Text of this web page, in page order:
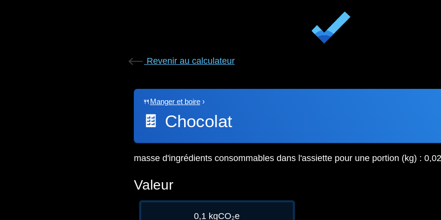
Revenir au calculateur
🍴 Manger et boire›
🍫 Chocolat
masse d'ingrédients consommables dans l'assiette pour une portion (kg) : 0,02
Valeur
0,1 kgCO₂e